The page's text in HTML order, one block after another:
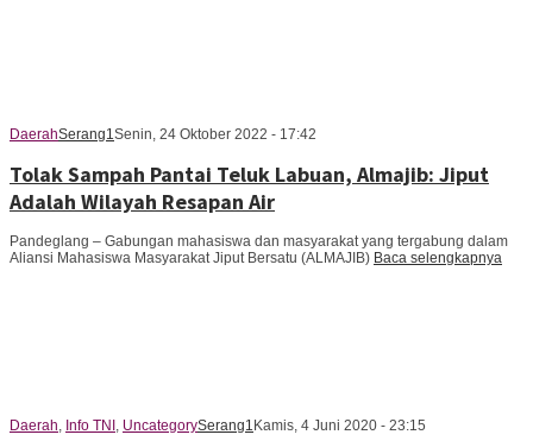
DaerahSerang1Senin, 24 Oktober 2022 - 17:42
Tolak Sampah Pantai Teluk Labuan, Almajib: Jiput
Adalah Wilayah Resapan Air
Pandeglang – Gabungan mahasiswa dan masyarakat yang tergabung dalam
Aliansi Mahasiswa Masyarakat Jiput Bersatu (ALMAJIB) Baca selengkapnya
Daerah, Info TNI , UncategorySerang1 Kamis, 4 Juni 2020 - 23:15